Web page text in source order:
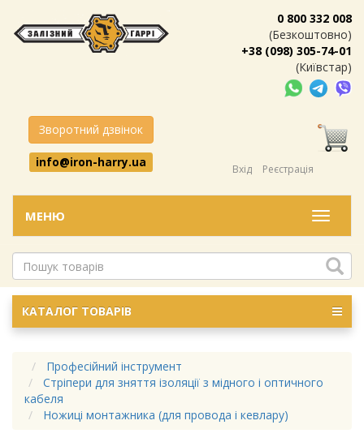
0 800 332 008
(Безкоштовно)
+38 (098) 305-74-01
(Київстар)
Зворотний дзвінок
info@iron-harry.ua
Вхід Реєстрація
Меню
МЕНЮ
КАТАЛОГ ТОВАРІВ
Професійний інструмент
Стріпери для зняття ізоляції з мідного і оптичного
кабеля
Ножиці монтажника (для провода і кевлару)